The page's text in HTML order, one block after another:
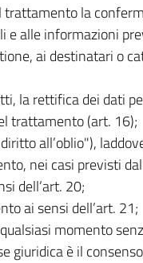
la
e alle informazioni
ai destinatari o
la rettifica dei dati
trattamento (art. 16);
all’oblio"),
nei casi previsti
dell’art. 20;
ai sensi dell’art. 21;
momento
giuridica è il